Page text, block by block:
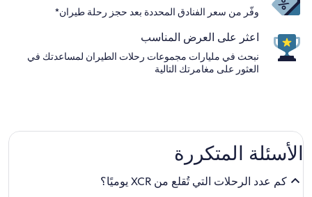
وفّر من سعر الفنادق المحددة بعد حجز رحلة طيران*
اعثر على العرض المناسب
نبحث في مليارات مجموعات رحلات الطيران لمساعدتك في
العثور على مغامرتك التالية
الأسئلة المتكررة
كم عدد الرحلات التي تُقلع من XCR يوميًا؟